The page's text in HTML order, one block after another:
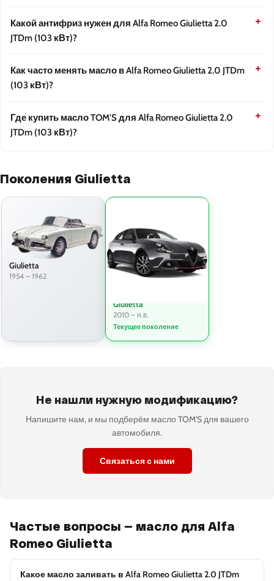
Какой антифриз нужен для Alfa Romeo Giulietta 2.0
JTDm (103 кВт)?
Как часто менять масло в Alfa Romeo Giulietta 2.0 JTDm
(103 кВт)?
Где купить масло TOM'S для Alfa Romeo Giulietta 2.0
JTDm (103 кВт)?
Поколения Giulietta
Giulietta
1954 – 1962
Giulietta
2010 – н.в.
Текущее поколение
Не нашли нужную модификацию?
Напишите нам, и мы подберём масло TOM'S для вашего
автомобиля.
Связаться с нами
Частые вопросы — масло для Alfa
Romeo Giulietta
Какое масло заливать в Alfa Romeo Giulietta 2.0 JTDm